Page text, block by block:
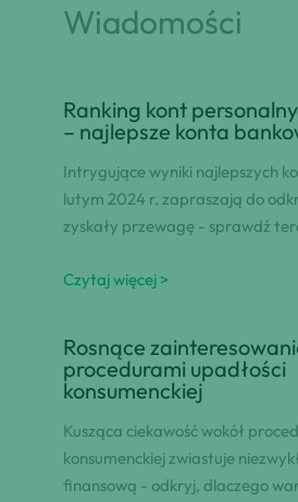
Wiadomości
Ranking kont
– najlepsze konta
Intrygujące wyniki najlepszych
lutym 2024 r. zapraszają do
zyskały przewagę - sprawdź
Czytaj więcej >
Rosnące
procedurami upadłości
konsumenckiej
Kusząca ciekawość wokół
konsumenckiej zwiastuje
finansową - odkryj, dlaczego